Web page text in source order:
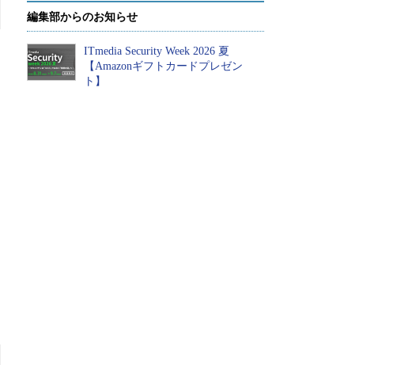
編集部からのお知らせ
ITmedia Security Week 2026 夏
【Amazonギフトカードプレゼン
ト】